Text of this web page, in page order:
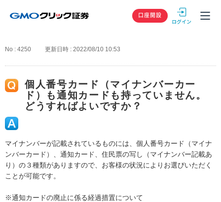
GMOクリック
口座開設
No : 4250 更新日時 : 2022/08/10 10:53
個人番号カード（マイナンバーカー
ド）も通知カードも持っていません。
どうすればよいですか？
マイナンバーが記載されているものには、個人番号カード（マイナ
ンバーカード）、通知カード、住民票の写し（マイナンバー記載あ
り）の３種類がありますので、お客様の状況によりお選びいただく
ことが可能です。
※通知カードの廃止に係る経過措置について